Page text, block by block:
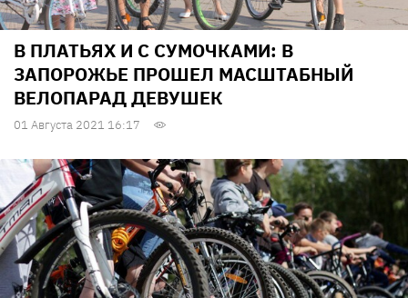
В ПЛАТЬЯХ И С СУМОЧКАМИ: В
ЗАПОРОЖЬЕ ПРОШЕЛ МАСШТАБНЫЙ
ВЕЛОПАРАД ДЕВУШЕК
01 Августа 2021 16:17